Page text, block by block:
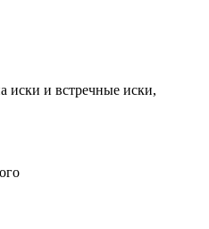
иски и встречные иски,